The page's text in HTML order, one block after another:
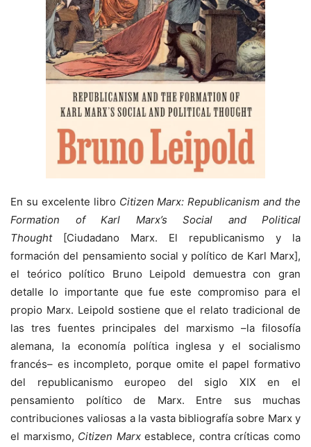
En su excelente libro Citizen Marx: Republicanism and the
Formation of Karl Marx’s Social and Political
Thought
[Ciudadano Marx. El republicanismo y la
formación del pensamiento social y político de Karl Marx],
el teórico político Bruno Leipold demuestra con gran
detalle lo importante que fue este compromiso para el
propio Marx. Leipold sostiene que el relato tradicional de
las tres fuentes principales del marxismo –la filosofía
alemana, la economía política inglesa y el socialismo
francés– es incompleto, porque omite el papel formativo
del republicanismo europeo del siglo XIX en el
pensamiento político de Marx. Entre sus muchas
contribuciones valiosas a la vasta bibliografía sobre Marx y
el marxismo, Citizen Marxestablece, contra críticas como